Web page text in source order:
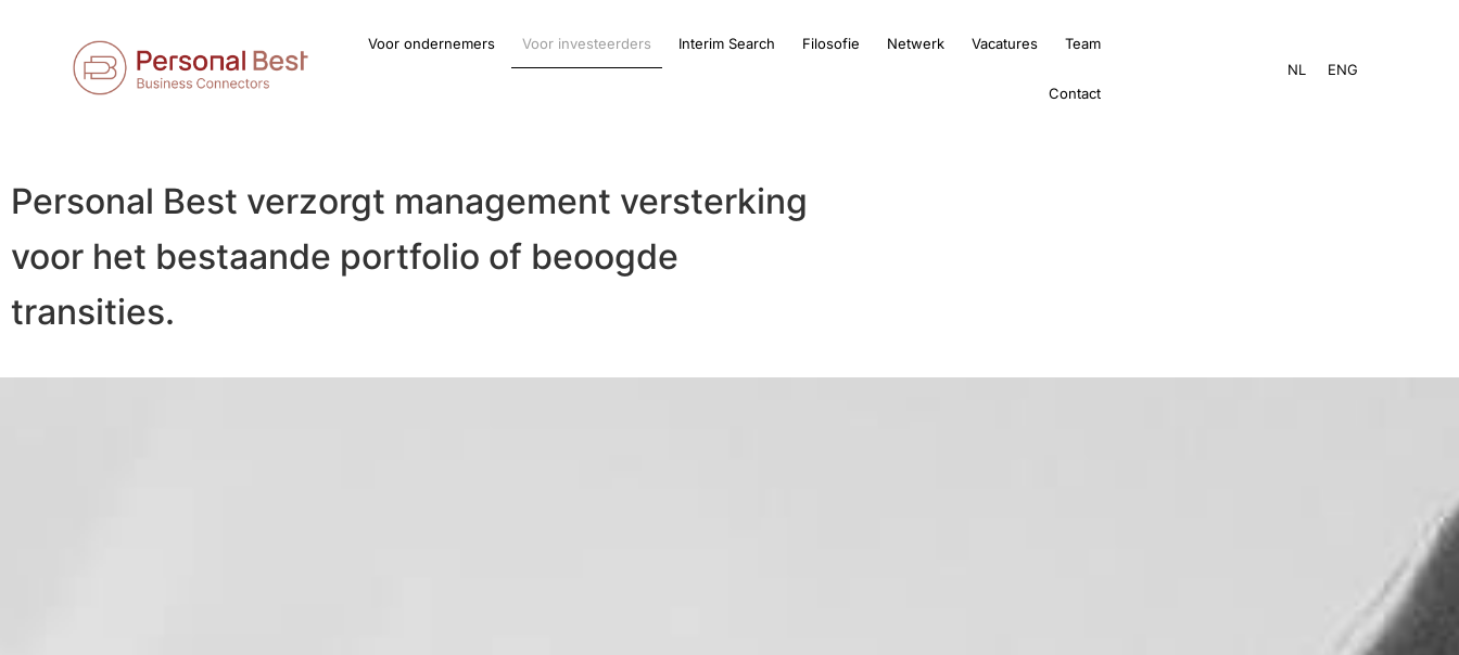
Voor ondernemers Voor investeerders Interim Search Filosofie Netwerk Vacatures Team
Contact
NL ENG
Personal Best verzorgt management versterking
voor het bestaande portfolio of beoogde
transities.